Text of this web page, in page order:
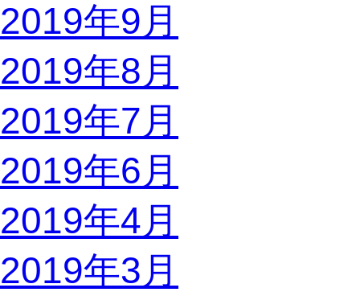
2019年9月
2019年8月
2019年7月
2019年6月
2019年4月
2019年3月